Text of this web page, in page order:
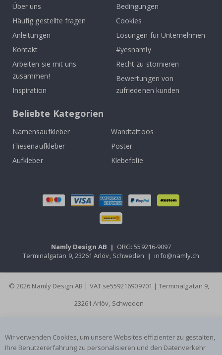
Über uns
Häufig gestellte fragen
Anleitungen
Kontakt
Arbeiten sie mit uns
zusammen!
Inspiration
Bedingungen
Cookies
Lösungen für Unternehmen
#yesnamly
Recht zu stornieren
Bewertungen von
zufriedenen kunden
Beliebte Kategorien
Namensaufkleber
Wandtattoos
Fliesenaufkleber
Poster
Aufkleber
Klebefolie
Namly Design AB | ORG: 559216-9097
Terminalgatan 9, 23261 Arlöv, Schweden | info@namly.ch
© 2026 Namly Design AB | VAT se559216909701 | Terminalgatan 9,
23261 Arlöv, Schweden
Wir verwenden Cookies, um unsere Websites effizienter zu gestalten,
Ihre Benutzererfahrung zu personalisieren und den Datenverkehr